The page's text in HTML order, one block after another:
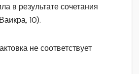
в результате сочетания
10).
не соответствует